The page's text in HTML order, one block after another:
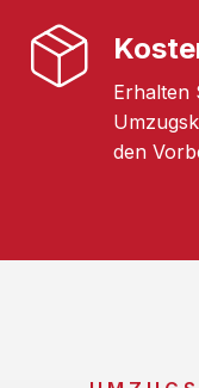
Erhalten
den